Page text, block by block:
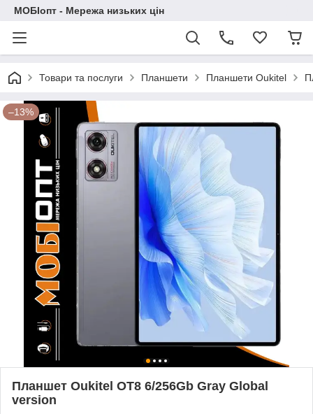
МОБІопт - Мережа низьких цін
Товари та послуги Планшети Планшети Oukitel
–13%
Планшет Oukitel OT8 6/256Gb Gray Global
version